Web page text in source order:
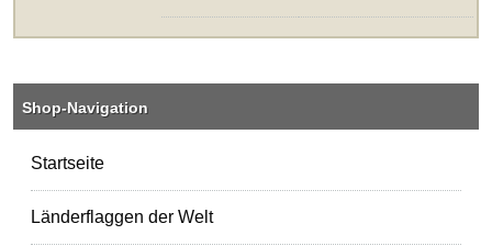
Shop-Navigation
Startseite
Länderflaggen der Welt